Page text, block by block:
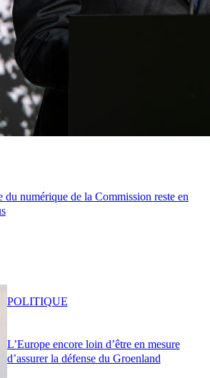
numérique de la Commission reste en
L’Europe encore loin d’être en mesure
d’assurer la défense du Groenland
POLITIQUE